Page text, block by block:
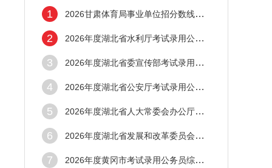
1 2026甘肃体育局事业单位招分数线分析：279
2 2026年度湖北省水利厅考试录用公务员综合成
3 2026年度湖北省委宣传部考试录用公务员综合
4 2026年度湖北省公安厅考试录用公务员综合成
5 2026年度湖北省人大常委会办公厅考试录用公
6 2026年度湖北省发展和改革委员会考试录用公
7 2026年度黄冈市考试录用公务员综合成绩及体